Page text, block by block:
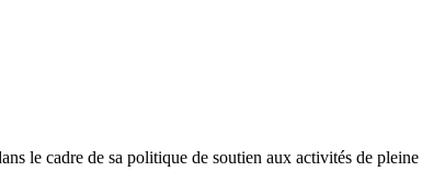
le cadre de sa politique de soutien aux activités de